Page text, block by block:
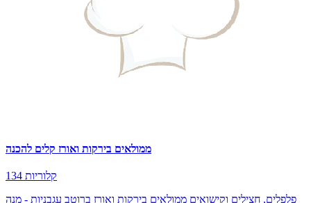
ממולאים בירקות ואורז קלים להכנה
134 קלוריות
פלפלים, חצילים וקישואים ממולאים בירקות ואורז ברוטב עגבניות - מנה